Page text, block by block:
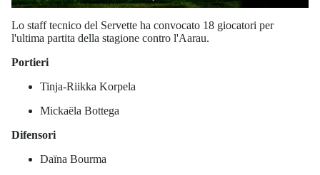
Lo staff tecnico del Servette ha convocato 18 giocatori per
l'ultima partita della stagione contro l'Aarau.
Portieri
Tinja-Riikka Korpela
Mickaëla Bottega
Difensori
Daïna Bourma